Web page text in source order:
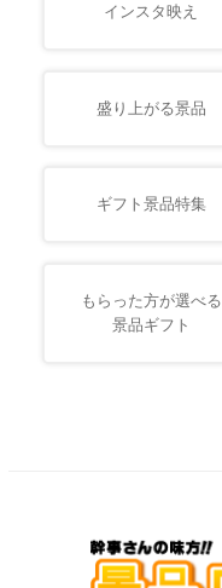
インスタ映え
盛り上がる景品
ギフト景品特集
もらった方が選べる
景品ギフト